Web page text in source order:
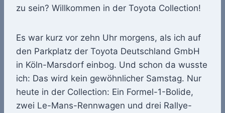
zu sein? Willkommen in der Toyota Collection!
Es war kurz vor zehn Uhr morgens, als ich auf
den Parkplatz der Toyota Deutschland GmbH
in Köln-Marsdorf einbog. Und schon da wusste
ich: Das wird kein gewöhnlicher Samstag. Nur
heute in der Collection: Ein Formel-1-Bolide,
zwei Le-Mans-Rennwagen und drei Rallye-